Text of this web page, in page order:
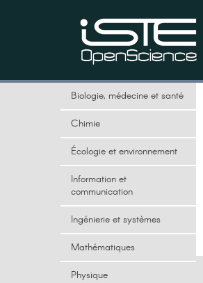
Biologie, médecine et santé
Chimie
Écologie et environnement
Information et
communication
Ingénierie et systèmes
Mathématiques
Physique